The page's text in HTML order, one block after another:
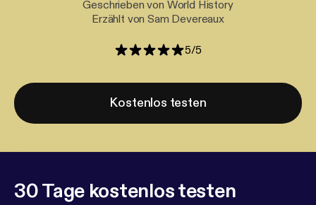
Geschrieben von World History
Erzählt von Sam Devereaux
5/5
Kostenlos testen
30 Tage kostenlos testen